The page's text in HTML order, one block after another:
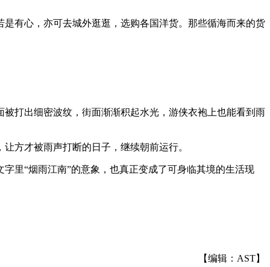
有心，亦可去城外逛逛，选购各国洋货。那些循海而来的货
打出细密波纹，街面渐渐积起水光，游侠衣袍上也能看到雨
方才被雨声打断的日子，继续朝前运行。
里“烟雨江南”的意象，也真正变成了可身临其境的生活现
【编辑：AST】